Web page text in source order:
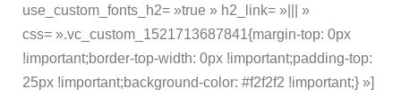
use_custom_fonts_h2= »true » h2_link= »||| »
css= ».vc_custom_1521713687841{margin-top: 0px
!important;border-top-width: 0px !important;padding-top:
25px !important;background-color: #f2f2f2 !important;} »]